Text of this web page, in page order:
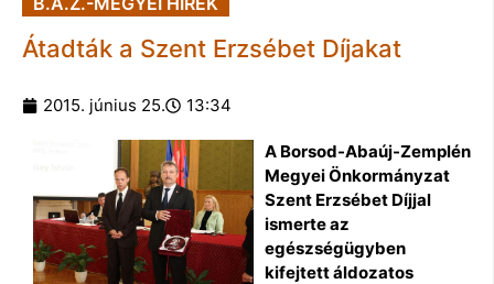
Átadták a Szent Erzsébet Díjakat
2015. június 25. 13:34
A Borsod-Abaúj-Zemplén
Megyei Önkormányzat
Szent Erzsébet Díjjal
ismerte az
egészségügyben
kifejtett áldozatos